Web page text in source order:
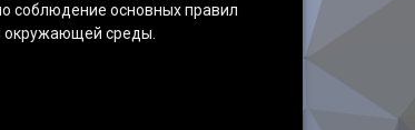
соблюдение основных правил
окружающей среды.